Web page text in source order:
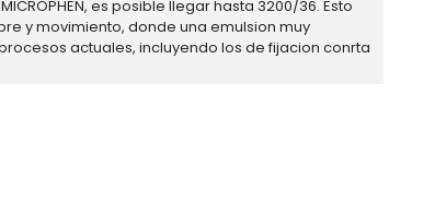
es posible llegar hasta 3200/36. Esto
y movimiento, donde una emulsion muy
actuales, incluyendo los de fijacion conrta